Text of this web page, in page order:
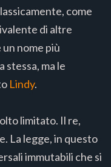
come
di altre
nome più
stessa, ma le
Lindy.
limitato. Il re,
La legge, in questo
immutabili che si